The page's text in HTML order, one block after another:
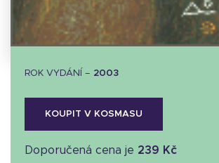
ROK VYDÁNÍ – 2003
KOUPIT V KOSMASU
Doporučená cena je 239 Kč